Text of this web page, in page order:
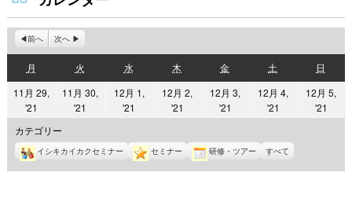
前へ 次へ
月
曜
日
火
曜
日
水水
曜
日
木
曜
日
金金
曜
日
土
曜
日
日
曜
日
11月 29,
'21
年
11
月
29
11月 30,
'21
11
月
30
12月 1,
'21
12
月
1
12月 2,
'21
12
月
2
12月 3,
'21
12
月
3
12月 4,
'21
12
月
4
12月 5,
'21
5
カテゴリー
イシキカイカクセミナー セミナー 研修・ツアー すべて